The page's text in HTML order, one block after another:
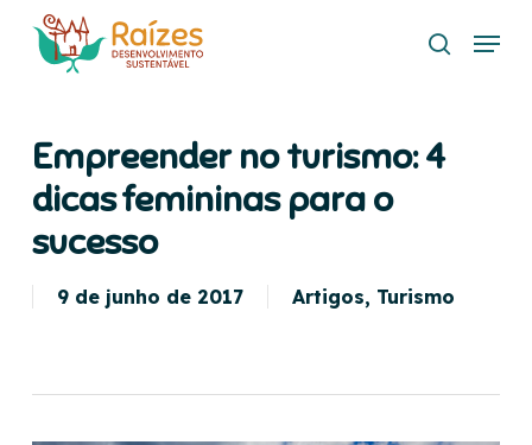
search
Menu
Empreender no turismo: 4
dicas femininas para o
sucesso
9 de junho de 2017 Artigos, Turismo